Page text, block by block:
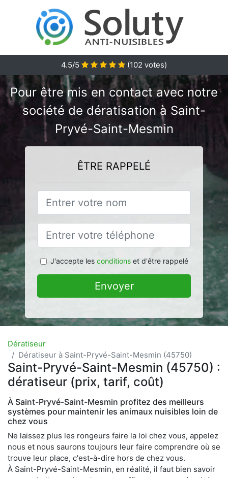
4.5/5 (102 votes)
Pour être mis en contact avec notre
société de dératisation à Saint-
Pryvé-Saint-Mesmin
ÊTRE RAPPELÉ
J'accepte les conditionset d'être rappelé
Envoyer
Dératiseur
Dératiseur à Saint-Pryvé-Saint-Mesmin (45750)
Saint-Pryvé-Saint-Mesmin (45750) :
dératiseur (prix, tarif, coût)
À Saint-Pryvé-Saint-Mesmin profitez des meilleurs
systèmes pour maintenir les animaux nuisibles loin de
chez vous
Ne laissez plus les rongeurs faire la loi chez vous, appelez
nous et nous saurons toujours leur faire comprendre où se
trouve leur place, c'est-à-dire hors de chez vous.
À Saint-Pryvé-Saint-Mesmin, en réalité, il faut bien savoir